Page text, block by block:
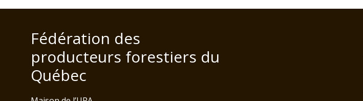
Fédération des
producteurs forestiers du
Québec